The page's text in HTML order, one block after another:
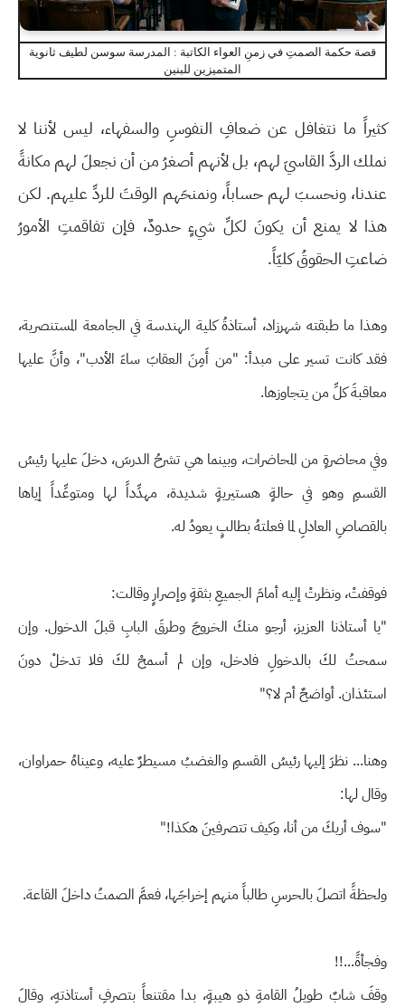
قصة حكمة الصمتِ في زمنِ العواء الكاتبة : المدرسة سوسن لطيف ثانوية
المتميزين للبنين
كثيراً ما نتغافل عن ضعافِ النفوسِ والسفهاء، ليس لأننا لا
نملك الردَّ القاسيَ لهم، بل لأنهم أصغرُ من أن نجعلَ لهم مكانةً
عندنا، ونحسبَ لهم حساباً، ونمنحَهم الوقتَ للردِّ عليهم. لكن
هذا لا يمنع أن يكونَ لكلِّ شيءٍ حدودٌ، فإن تفاقمتِ الأمورُ
ضاعتِ الحقوقُ كليّاً.
وهذا ما طبقته شهرزاد، أستاذةُ كلية الهندسة في الجامعة المستنصرية،
فقد كانت تسير على مبدأ: "من أَمِنَ العقابَ ساءَ الأدب"، وأنَّ عليها
معاقبةَ كلِّ من يتجاوزها.
وفي محاضرةٍ من المحاضرات، وبينما هي تشرحُ الدرسَ، دخلَ عليها رئيسُ
القسمِ وهو في حالةٍ هستيريةٍ شديدة، مهدِّداً لها ومتوعِّداً إياها
بالقصاصِ العادلِ لما فعلتهُ بطالبٍ يعودُ له.
فوقفتْ، ونظرتْ إليه أمامَ الجميعِ بثقةٍ وإصرارٍ وقالت:
"يا أستاذنا العزيز، أرجو منكَ الخروجَ وطرقَ البابِ قبلَ الدخول. وإن
سمحتُ لكَ بالدخولِ فادخل، وإن لم أسمحْ لكَ فلا تدخلْ دونَ
استئذان. أواضحٌ أم لا؟"
وهنا... نظرَ إليها رئيسُ القسمِ والغضبُ مسيطرٌ عليه، وعيناهُ حمراوان،
وقال لها:
"سوف أريكَ من أنا، وكيف تتصرفينَ هكذا!"
ولحظةً اتصلَ بالحرسِ طالباً منهم إخراجَها، فعمَّ الصمتُ داخلَ القاعة.
وفجأةً...!!
وقفَ شابٌ طويلُ القامةِ ذو هيبةٍ، بدا مقتنعاً بتصرفِ أستاذتهِ، وقالَ